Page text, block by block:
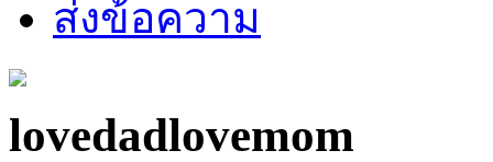
ส่งข้อความ
lovedadlovemom